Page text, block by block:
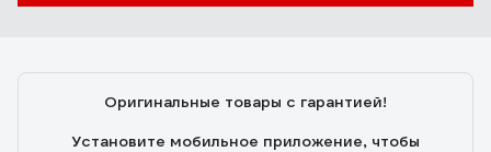
Оригинальные товары с гарантией!
Установите мобильное приложение, чтобы